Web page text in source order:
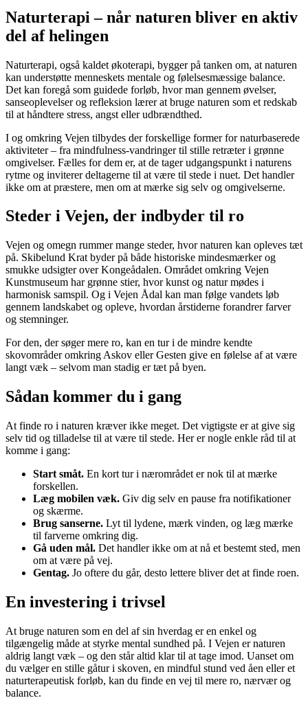
Naturterapi – når naturen bliver en aktiv
del af helingen
Naturterapi, også kaldet økoterapi, bygger på tanken om, at naturen
kan understøtte menneskets mentale og følelsesmæssige balance.
Det kan foregå som guidede forløb, hvor man gennem øvelser,
sanseoplevelser og refleksion lærer at bruge naturen som et redskab
til at håndtere stress, angst eller udbrændthed.
I og omkring Vejen tilbydes der forskellige former for naturbaserede
aktiviteter – fra mindfulness-vandringer til stille retræter i grønne
omgivelser. Fælles for dem er, at de tager udgangspunkt i naturens
rytme og inviterer deltagerne til at være til stede i nuet. Det handler
ikke om at præstere, men om at mærke sig selv og omgivelserne.
Steder i Vejen, der indbyder til ro
Vejen og omegn rummer mange steder, hvor naturen kan opleves tæt
på. Skibelund Krat byder på både historiske mindesmærker og
smukke udsigter over Kongeådalen. Området omkring Vejen
Kunstmuseum har grønne stier, hvor kunst og natur mødes i
harmonisk samspil. Og i Vejen Ådal kan man følge vandets løb
gennem landskabet og opleve, hvordan årstiderne forandrer farver
og stemninger.
For den, der søger mere ro, kan en tur i de mindre kendte
skovområder omkring Askov eller Gesten give en følelse af at være
langt væk – selvom man stadig er tæt på byen.
Sådan kommer du i gang
At finde ro i naturen kræver ikke meget. Det vigtigste er at give sig
selv tid og tilladelse til at være til stede. Her er nogle enkle råd til at
komme i gang:
Start småt. En kort tur i nærområdet er nok til at mærke
forskellen.
Læg mobilen væk. Giv dig selv en pause fra notifikationer
og skærme.
Brug sanserne. Lyt til lydene, mærk vinden, og læg mærke
til farverne omkring dig.
Gå uden mål. Det handler ikke om at nå et bestemt sted, men
om at være på vej.
Gentag. Jo oftere du går, desto lettere bliver det at finde roen.
En investering i trivsel
At bruge naturen som en del af sin hverdag er en enkel og
tilgængelig måde at styrke mental sundhed på. I Vejen er naturen
aldrig langt væk – og den står altid klar til at tage imod. Uanset om
du vælger en stille gåtur i skoven, en mindful stund ved åen eller et
naturterapeutisk forløb, kan du finde en vej til mere ro, nærvær og
balance.